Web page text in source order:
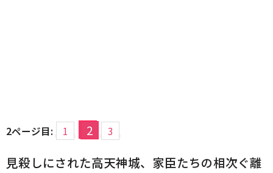
2ページ目: 1 2 3
見殺しにされた高天神城、家臣たちの相次ぐ離